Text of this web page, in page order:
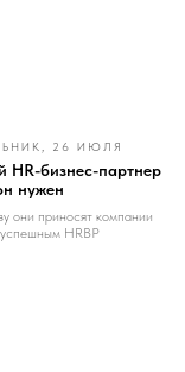
26 ИЮЛЯ
HR-бизнес-партнер
нужен
они приносят компании
успешным HRBP